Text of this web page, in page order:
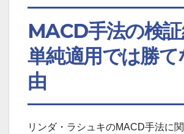
MACD手法の検証
単純適用では勝て
由
リンダ・ラシュキのMACD手法に